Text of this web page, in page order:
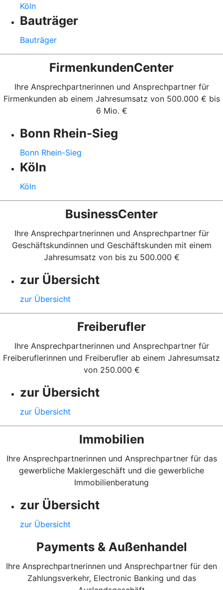
Köln
Bauträger
Bauträger
FirmenkundenCenter
Ihre Ansprechpartnerinnen und Ansprechpartner für
Firmenkunden ab einem Jahresumsatz von 500.000 € bis
6 Mio. €
Bonn Rhein-Sieg
Bonn Rhein-Sieg
Köln
Köln
BusinessCenter
Ihre Ansprechpartnerinnen und Ansprechpartner für
Geschäftskundinnen und Geschäftskunden mit einem
Jahresumsatz von bis zu 500.000 €
zur Übersicht
zur Übersicht
Freiberufler
Ihre Ansprechpartnerinnen und Ansprechpartner für
Freiberuflerinnen und Freiberufler ab einem Jahresumsatz
von 250.000 €
zur Übersicht
zur Übersicht
Immobilien
Ihre Ansprechpartnerinnen und Ansprechpartner für das
gewerbliche Maklergeschäft und die gewerbliche
Immobilienberatung
zur Übersicht
zur Übersicht
Payments & Außenhandel
Ihre Ansprechpartnerinnen und Ansprechpartner für den
Zahlungsverkehr, Electronic Banking und das